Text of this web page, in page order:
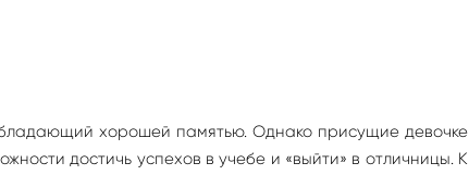
хорошей памятью. Однако присущие девочке
достичь успехов в учебе и «выйти» в отличницы. К